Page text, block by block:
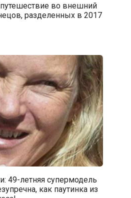
во внешний
разделенных в 2017
49-летняя супермодель
как паутинка из